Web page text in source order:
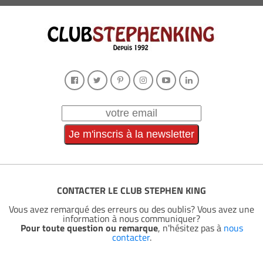
CONTACTER LE CLUB STEPHEN KING
Vous avez remarqué des erreurs ou des oublis? Vous avez une
information à nous communiquer?
Pour toute question ou remarque, n'hésitez pas à nous
contacter.